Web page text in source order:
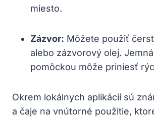
miesto.
Zázvor: Môžete použiť
alebo zázvorový olej.
pomôckou môže priniesť
Okrem lokálnych aplikácií sú
a čaje na vnútorné použitie,